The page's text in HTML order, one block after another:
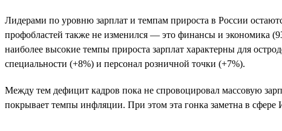
Лидерами по уровню зарплат и темпам прироста в России
профобластей также не изменился — это финансы и экономика
наиболее высокие темпы прироста зарплат характерны для
специальности (+8%) и персонал розничной точки (+7%).
Между тем дефицит кадров пока не спровоцировал массовую
покрывает темпы инфляции. При этом эта гонка заметна в